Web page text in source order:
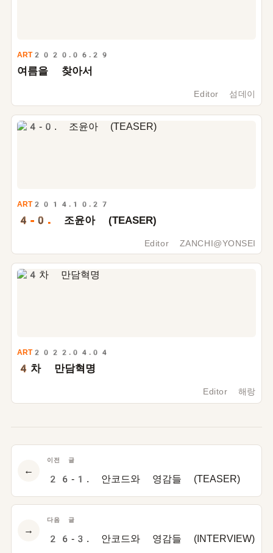
ART2020.06.29
여름을 찾아서
Editor 섬데이
ART2014.10.27
4-0. 조윤아 (TEASER)
Editor ZANCHI@YONSEI
ART2022.04.04
4 차 만담혁명
Editor 해랑
←
이전 글
26-1. 안코드와 영감들 (TEASER)
다음 글
26-3. 안코드와 영감들 (INTERVIEW)
→